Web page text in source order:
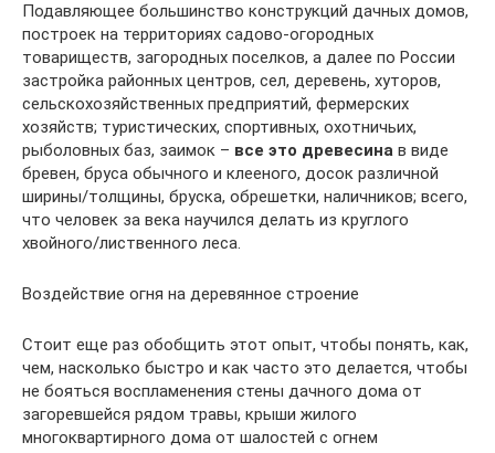
Подавляющее большинство конструкций дачных домов,
построек на территориях садово-огородных
товариществ, загородных поселков, а далее по России
застройка районных центров, сел, деревень, хуторов,
сельскохозяйственных предприятий, фермерских
хозяйств; туристических, спортивных, охотничьих,
рыболовных баз, заимок – все это древесина в виде
бревен, бруса обычного и клееного, досок различной
ширины/толщины, бруска, обрешетки, наличников; всего,
что человек за века научился делать из круглого
хвойного/лиственного леса.
Воздействие огня на деревянное строение
Стоит еще раз обобщить этот опыт, чтобы понять, как,
чем, насколько быстро и как часто это делается, чтобы
не бояться воспламенения стены дачного дома от
загоревшейся рядом травы, крыши жилого
многоквартирного дома от шалостей с огнем